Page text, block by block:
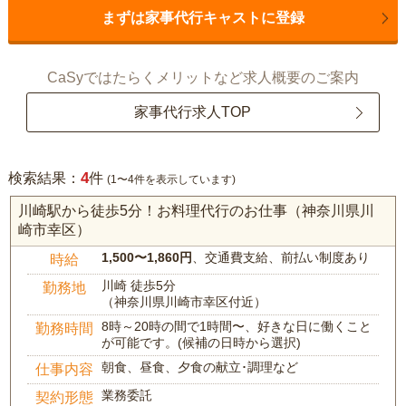
まずは家事代行キャストに登録
CaSyではたらくメリットなど求人概要のご案内
家事代行求人TOP
検索結果： 4件 (1〜4件を表示しています)
川崎駅から徒歩5分！お料理代行のお仕事（神奈川県川
崎市幸区）
時給 1,500〜1,860円 、交通費支給、前払い制度あり
勤務地
川崎 徒歩5分
（神奈川県川崎市幸区付近）
勤務時間
8時～20時の間で1時間〜、好きな日に働くこと
が可能です。(候補の日時から選択)
仕事内容 朝食、昼食、夕食の献立･調理など
契約形態 業務委託